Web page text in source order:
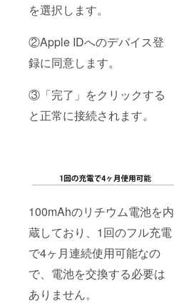
を選択します。
②Apple IDへのデバイス登
録に同意します。
③「完了」をクリックする
と正常に接続されます。
100mAhのリチウム電池を内
蔵しており、1回のフル充電
で4ヶ月連続使用可能なの
で、電池を交換する必要は
ありません。